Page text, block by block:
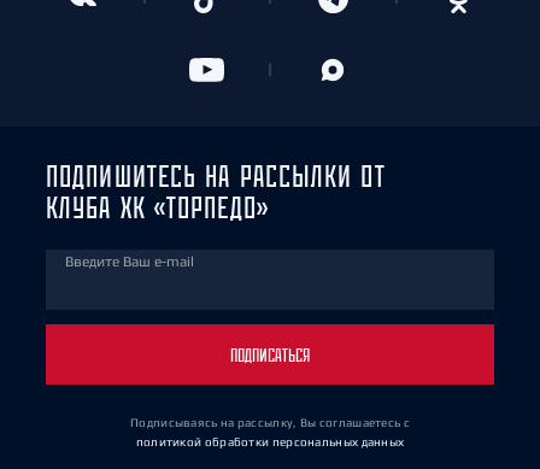
ПОДПИШИТЕСЬ НА РАССЫЛКИ ОТ
КЛУБА ХК «ТОРПЕДО»
Введите Ваш e-mail
ПОДПИСАТЬСЯ
Подписываясь на рассылку, Вы соглашаетесь с
политикой обработки персональных данных